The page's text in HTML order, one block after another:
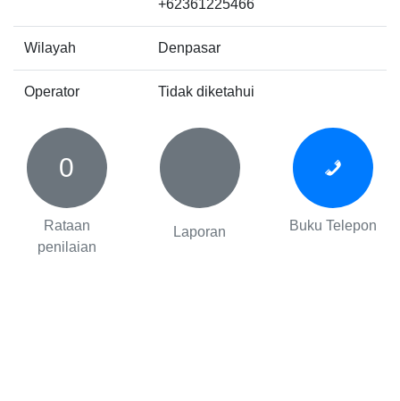
+62361225466
Wilayah Denpasar
Operator Tidak diketahui
0
Rataan
penilaian
Laporan Buku Telepon